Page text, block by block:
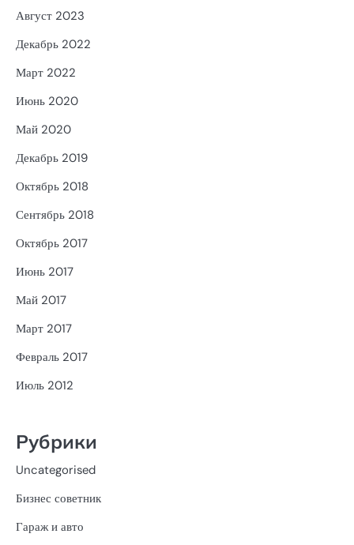
Август 2023
Декабрь 2022
Март 2022
Июнь 2020
Май 2020
Декабрь 2019
Октябрь 2018
Сентябрь 2018
Октябрь 2017
Июнь 2017
Май 2017
Март 2017
Февраль 2017
Июль 2012
Рубрики
Uncategorised
Бизнес советник
Гараж и авто